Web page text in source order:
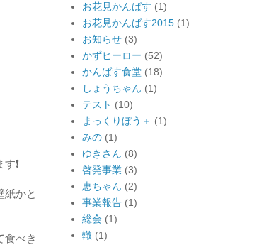
❗
紙かと
食べき
お花見かんばす (1)
お花見かんばす2015 (1)
お知らせ (3)
かずヒーロー (52)
かんばす食堂 (18)
しょうちゃん (1)
テスト (10)
まっくりぼう＋ (1)
みの (1)
ゆきさん (8)
啓発事業 (3)
恵ちゃん (2)
事業報告 (1)
総会 (1)
轍 (1)